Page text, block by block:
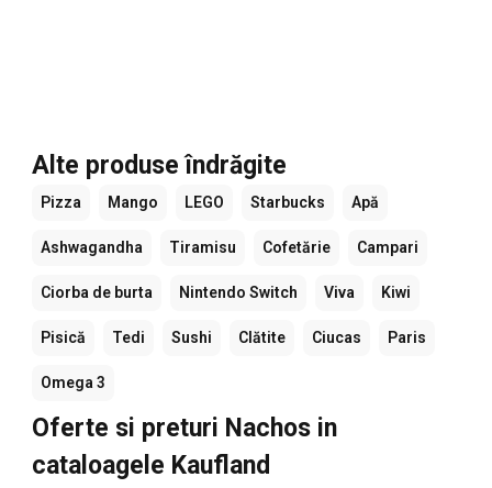
Alte produse îndrăgite
Pizza Mango LEGO Starbucks Apă
Ashwagandha Tiramisu Cofetărie Campari
Ciorba de burta Nintendo Switch Viva Kiwi
Pisică Tedi Sushi Clătite Ciucas Paris
Omega 3
Oferte si preturi Nachos in
cataloagele Kaufland